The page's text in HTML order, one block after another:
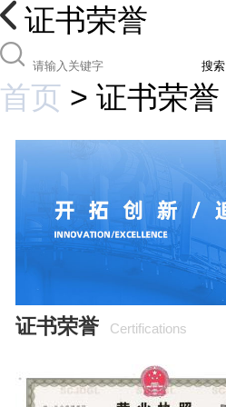
证书荣誉
搜索
首页 > 证书荣誉
证书荣誉 Certifications